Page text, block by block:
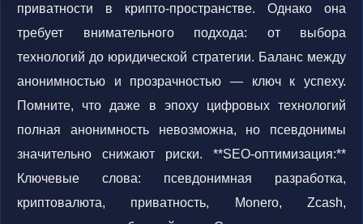
приватности в крипто-пространстве. Однако она
требует внимательного подхода: от выбора
технологий до юридической стратегии. Баланс между
анонимностью и прозрачностью — ключ к успеху.
Помните, что даже в эпоху цифровых технологий
полная анонимность невозможна, но псевдонимы
значительно снижают риски. **SEO-оптимизация:**
Ключевые слова: псевдонимная разработка,
криптовалюта, приватность, Monero, Zcash,